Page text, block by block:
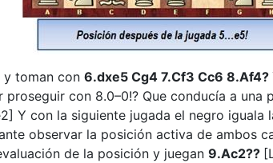
y toman con 6.dxe5 Cg4 7.Cf3 Cc6 8.Af4?
proseguir con 8.0–0!? Que conducía a una
Y con la siguiente jugada el negro iguala
observar la posición activa de ambos
de la posición y juegan 9.Ac2??